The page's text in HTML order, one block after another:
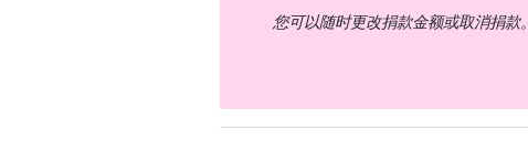
您可以随时更改捐款金额或取消捐款。